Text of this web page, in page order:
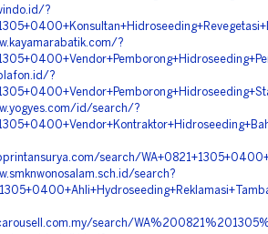
?
?
?
id/search/?
search/
search?
search/